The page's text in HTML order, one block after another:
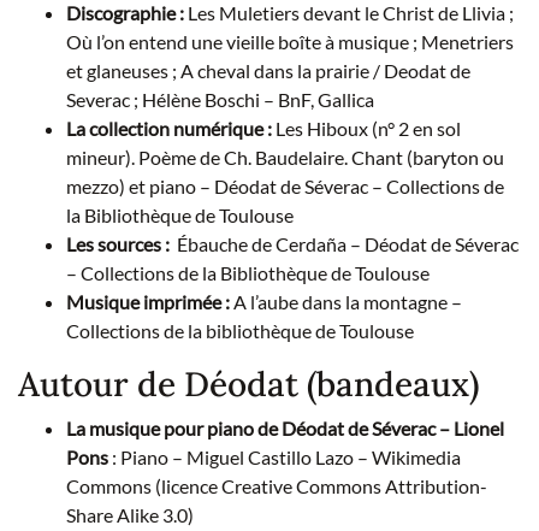
Discographie : Les Muletiers devant le Christ de Llivia ;
Où l’on entend une vieille boîte à musique ; Menetriers
et glaneuses ; A cheval dans la prairie / Deodat de
Severac ; Hélène Boschi – BnF, Gallica
La collection numérique : Les Hiboux (n° 2 en sol
mineur). Poème de Ch. Baudelaire. Chant (baryton ou
mezzo) et piano – Déodat de Séverac – Collections de
la Bibliothèque de Toulouse
Les sources : Ébauche de Cerdaña – Déodat de Séverac
– Collections de la Bibliothèque de Toulouse
Musique imprimée :A l’aube dans la montagne –
Collections de la bibliothèque de Toulouse
Autour de Déodat (bandeaux)
La musique pour piano de Déodat de Séverac – Lionel
Pons : Piano – Miguel Castillo Lazo – Wikimedia
Commons (licence Creative Commons Attribution-
Share Alike 3.0)